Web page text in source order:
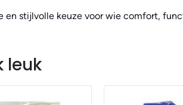
en stijlvolle keuze voor wie comfort,
leuk